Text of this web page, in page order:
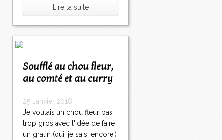
Lire la suite
Soufflé au chou fleur,
au comté et au curry
25 Janvier 2018
Je voulais un chou fleur pas
trop gros avec l'idée de faire
un gratin (oui, je sais, encore!)